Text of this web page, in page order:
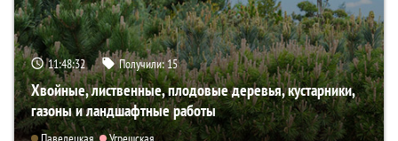
11:48:31 Получили:15
Хвойные, лиственные, плодовые деревья, кустарники,
газоны и ландшафтные работы